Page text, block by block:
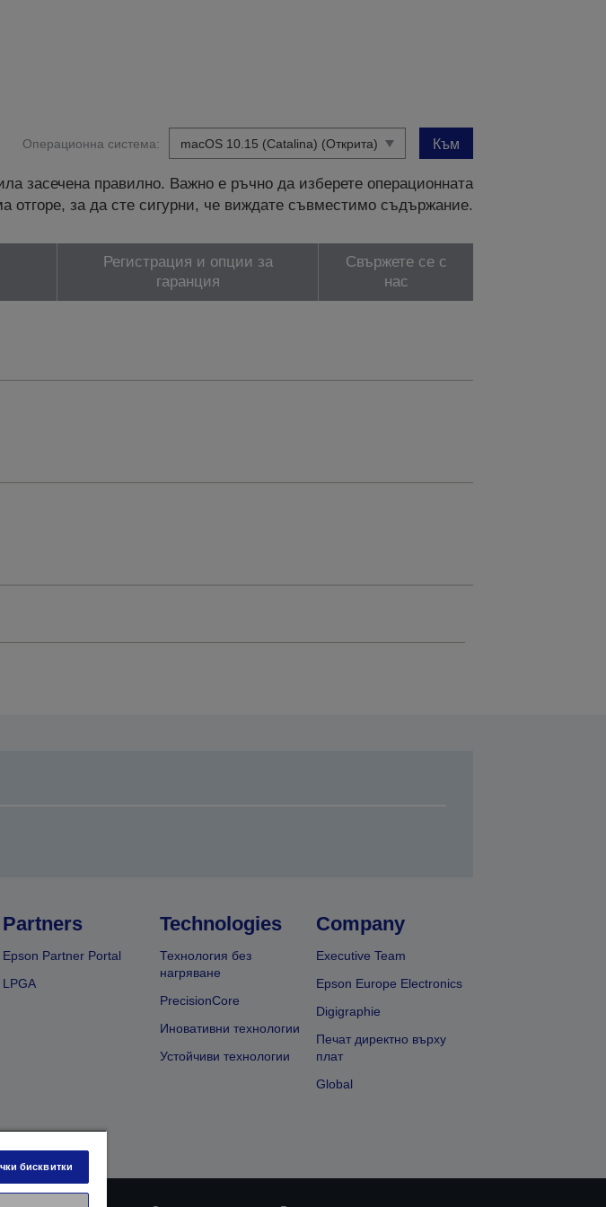
Операционна система: Към
засечена правилно. Важно е ръчно да изберете операционната
отгоре, за да сте сигурни, че виждате съвместимо съдържание.
Регистрация и опции за
гаранция
Свържете се с
нас
Partners
Epson Partner Portal
LPGA
Technologies
Технология без
нагряване
PrecisionCore
Иновативни технологии
Устойчиви технологии
Company
Executive Team
Epson Europe Electronics
Digigraphie
Печат директно върху
плат
Global
бисквитки